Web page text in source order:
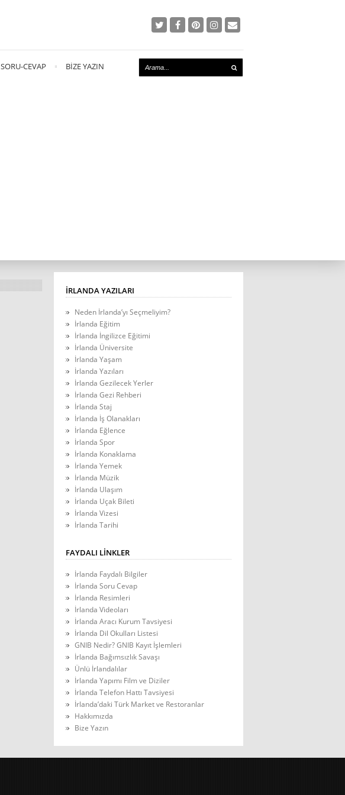
SORU-CEVAP BIZE YAZIN
İRLANDA YAZILARI
Neden İrlanda’yı Seçmeliyim?
İrlanda Eğitim
İrlanda İngilizce Eğitimi
İrlanda Üniversite
İrlanda Yaşam
İrlanda Yazıları
İrlanda Gezilecek Yerler
İrlanda Gezi Rehberi
İrlanda Staj
İrlanda İş Olanakları
İrlanda Eğlence
İrlanda Spor
İrlanda Konaklama
İrlanda Yemek
İrlanda Müzik
İrlanda Ulaşım
İrlanda Uçak Bileti
İrlanda Vizesi
İrlanda Tarihi
FAYDALI LINKLER
İrlanda Faydalı Bilgiler
İrlanda Soru Cevap
İrlanda Resimleri
İrlanda Videoları
İrlanda Aracı Kurum Tavsiyesi
İrlanda Dil Okulları Listesi
GNIB Nedir? GNIB Kayıt İşlemleri
İrlanda Bağımsızlık Savaşı
Ünlü İrlandalılar
İrlanda Yapımı Film ve Diziler
İrlanda Telefon Hattı Tavsiyesi
İrlanda’daki Türk Market ve Restoranlar
Hakkımızda
Bize Yazın